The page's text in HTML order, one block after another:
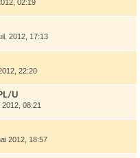
02:19
2012, 17:13
22:20
U
2012, 08:21
2012, 18:57